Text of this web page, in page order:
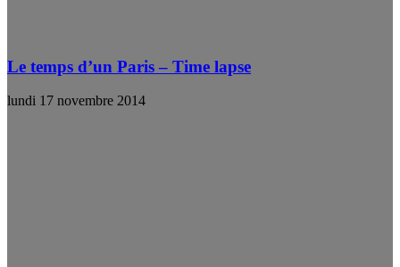
Le temps d’un Paris – Time lapse
lundi 17 novembre 2014